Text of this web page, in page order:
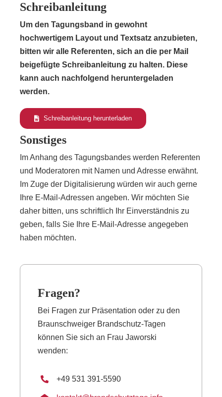
Schreibanleitung
Um den Tagungsband in gewohnt
hochwertigem Layout und Textsatz anzubieten,
bitten wir alle Referenten, sich an die per Mail
beigefügte Schreibanleitung zu halten. Diese
kann auch nachfolgend heruntergeladen
werden.
Schreibanleitung herunterladen
Sonstiges
Im Anhang des Tagungsbandes werden Referenten
und Moderatoren mit Namen und Adresse erwähnt.
Im Zuge der Digitalisierung würden wir auch gerne
Ihre E-Mail-Adressen angeben. Wir möchten Sie
daher bitten, uns schriftlich Ihr Einverständnis zu
geben, falls Sie Ihre E-Mail-Adresse angegeben
haben möchten.
Fragen?
Bei Fragen zur Präsentation oder zu den
Braunschweiger Brandschutz-Tagen
können Sie sich an Frau Jaworski
wenden:
+49 531 391-5590